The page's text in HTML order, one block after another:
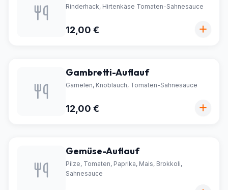
Rinderhack, Hirtenkäse Tomaten-Sahnesauce
12,00 €
Gambretti-Auflauf
Garnelen, Knoblauch, Tomaten-Sahnesauce
12,00 €
Gemüse-Auflauf
Pilze, Tomaten, Paprika, Mais, Brokkoli,
Sahnesauce